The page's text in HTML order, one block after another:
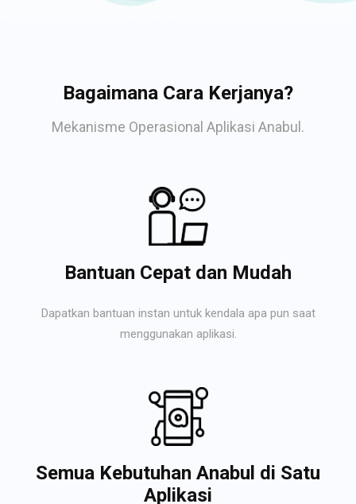
Bagaimana Cara Kerjanya?
Mekanisme Operasional Aplikasi Anabul.
Bantuan Cepat dan Mudah
Dapatkan bantuan instan untuk kendala apa pun saat
menggunakan aplikasi.
Semua Kebutuhan Anabul di Satu
Aplikasi